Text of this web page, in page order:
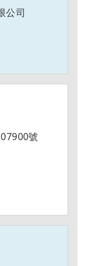
公司
號